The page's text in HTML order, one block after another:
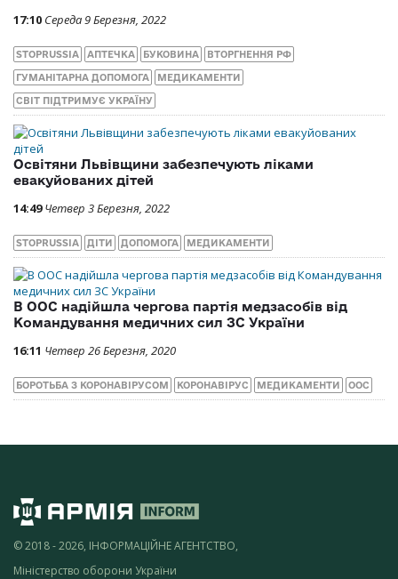
17:10 Середа 9 Березня, 2022
STOPRUSSIA АПТЕЧКА БУКОВИНА ВТОРГНЕННЯ РФ
ГУМАНІТАРНА ДОПОМОГА МЕДИКАМЕНТИ
СВІТ ПІДТРИМУЄ УКРАЇНУ
Освітяни Львівщини забезпечують ліками
евакуйованих дітей
14:49 Четвер 3 Березня, 2022
STOPRUSSIA ДІТИ ДОПОМОГА МЕДИКАМЕНТИ
В ООС надійшла чергова партія медзасобів від
Командування медичних сил ЗС України
16:11 Четвер 26 Березня, 2020
БОРОТЬБА З КОРОНАВІРУСОМ КОРОНАВІРУС МЕДИКАМЕНТИ ООС
© 2018 - 2026, ІНФОРМАЦІЙНЕ АГЕНТСТВО,
Міністерство оборони України